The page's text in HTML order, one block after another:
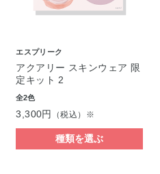
エスプリーク
アクアリー スキンウェア 限
定キット 2
全2色
3,300円 （税込）※
種類を選ぶ